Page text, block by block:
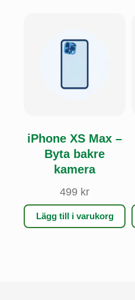
iPhone XS Max –
Byta bakre
kamera
499 kr
Lägg till i varukorg